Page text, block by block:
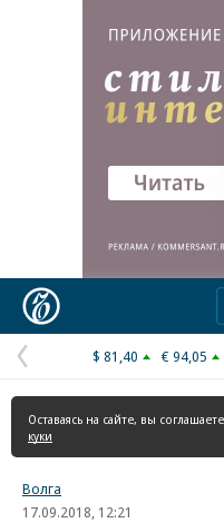
Реклама в
Предыдущая
страница
$ 81,40 € 94,05
Оставаясь на сайте, вы
куки
Волга
17.09.2018, 12:21